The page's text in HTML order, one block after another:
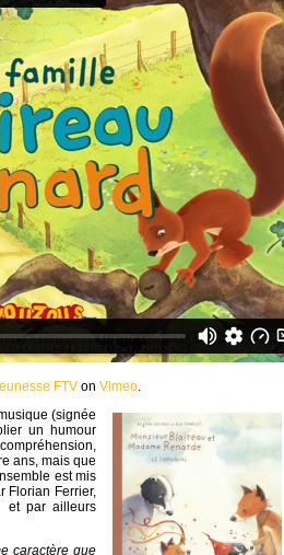
FTV on Vimeo
(signée
un humour
ans, mais que
est mis
Florian Ferrier,
et par ailleurs
caractère que